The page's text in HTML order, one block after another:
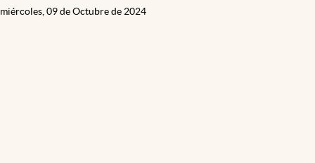
miércoles, 09 de Octubre de 2024